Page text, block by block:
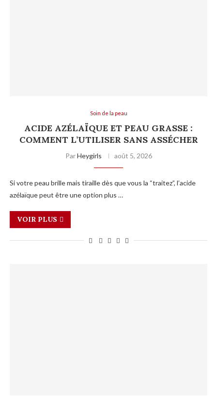
Soin de la peau
ACIDE AZÉLAÏQUE ET PEAU GRASSE :
COMMENT L’UTILISER SANS ASSÉCHER
ParHeygirls août 5, 2026
Si votre peau brille mais tiraille dès que vous la “traitez”, l’acide
azélaïque peut être une option plus …
VOIR PLUS